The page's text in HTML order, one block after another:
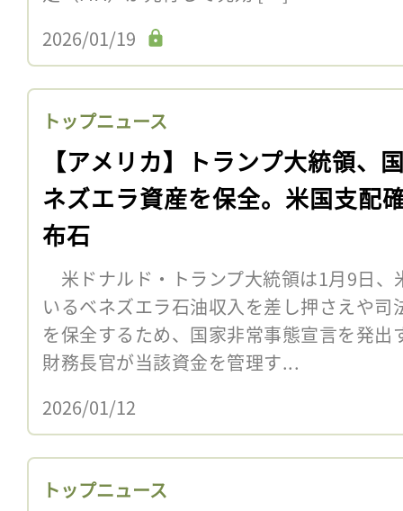
2026/01/19
トップニュース
【アメリカ】トランプ大統領、
ネズエラ資産を保全。米国支配
布石
米ドナルド・トランプ大統領は1月9日、
いるベネズエラ石油収入を差し押さえや
を保全するため、国家非常事態宣言を発
財務長官が当該資金を管理す...
2026/01/12
トップニュース